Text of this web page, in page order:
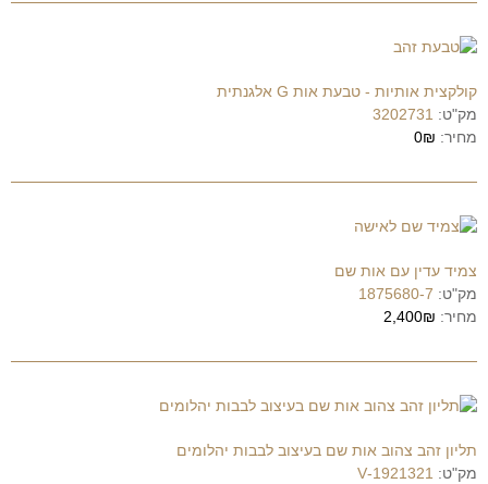
קולקצית אותיות - טבעת אות G אלגנתית
מק"ט: 3202731
מחיר: 0₪
צמיד עדין עם אות שם
מק"ט: 1875680-7
מחיר: 2,400₪
תליון זהב צהוב אות שם בעיצוב לבבות יהלומים
מק"ט: 1921321-V